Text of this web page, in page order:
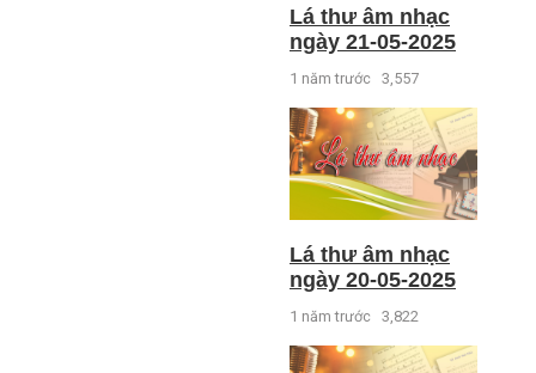
Lá thư âm nhạc
ngày 21-05-2025
1 năm trước 3,557
Lá thư âm nhạc
ngày 20-05-2025
1 năm trước 3,822